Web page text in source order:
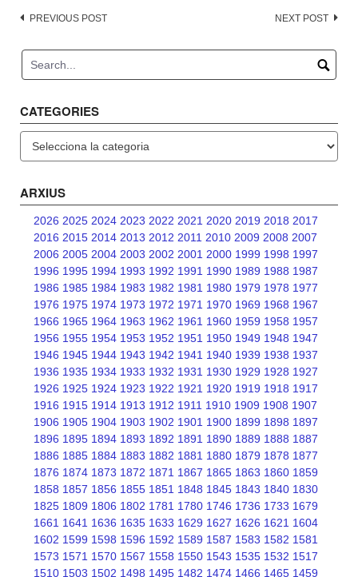
Post
PREVIOUS POST NEXT POST
CATEGORIES
Categories
ARXIUS
2026 2025 2024 2023 2022 2021 2020 2019 2018 2017
2016 2015 2014 2013 2012 2011 2010 2009 2008 2007
2006 2005 2004 2003 2002 2001 2000 1999 1998 1997
1996 1995 1994 1993 1992 1991 1990 1989 1988 1987
1986 1985 1984 1983 1982 1981 1980 1979 1978 1977
1976 1975 1974 1973 1972 1971 1970 1969 1968 1967
1966 1965 1964 1963 1962 1961 1960 1959 1958 1957
1956 1955 1954 1953 1952 1951 1950 1949 1948 1947
1946 1945 1944 1943 1942 1941 1940 1939 1938 1937
1936 1935 1934 1933 1932 1931 1930 1929 1928 1927
1926 1925 1924 1923 1922 1921 1920 1919 1918 1917
1916 1915 1914 1913 1912 1911 1910 1909 1908 1907
1906 1905 1904 1903 1902 1901 1900 1899 1898 1897
1896 1895 1894 1893 1892 1891 1890 1889 1888 1887
1886 1885 1884 1883 1882 1881 1880 1879 1878 1877
1876 1874 1873 1872 1871 1867 1865 1863 1860 1859
1858 1857 1856 1855 1851 1848 1845 1843 1840 1830
1825 1809 1806 1802 1781 1780 1746 1736 1733 1679
1661 1641 1636 1635 1633 1629 1627 1626 1621 1604
1602 1599 1598 1596 1592 1589 1587 1583 1582 1581
1573 1571 1570 1567 1558 1550 1543 1535 1532 1517
1510 1503 1502 1498 1495 1482 1474 1466 1465 1459